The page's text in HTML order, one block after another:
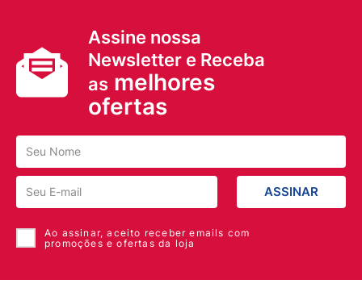
Assine nossa
Newsletter e Receba
as melhores
ofertas
ASSINAR
Ao assinar, aceito receber emails com
promoções e ofertas da loja